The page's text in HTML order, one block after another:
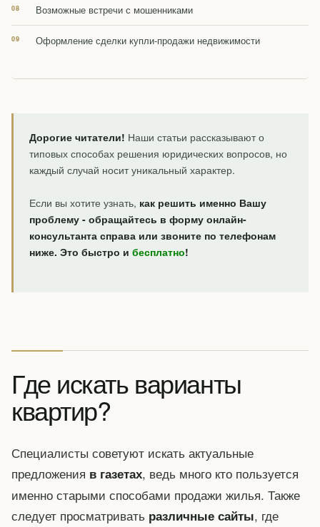
Возможные встречи с мошенниками
Оформление сделки купли-продажи недвижимости
Дорогие читатели! Наши статьи рассказывают о
типовых способах решения юридических вопросов, но
каждый случай носит уникальный характер.
Если вы хотите узнать, как решить именно Вашу
проблему - обращайтесь в форму онлайн-
консультанта справа или звоните по телефонам
ниже. Это быстро и бесплатно!
Где искать варианты
квартир?
Специалисты советуют искать актуальные
предложения в газетах, ведь много кто пользуется
именно старыми способами продажи жилья. Также
следует просматривать различные сайты, где